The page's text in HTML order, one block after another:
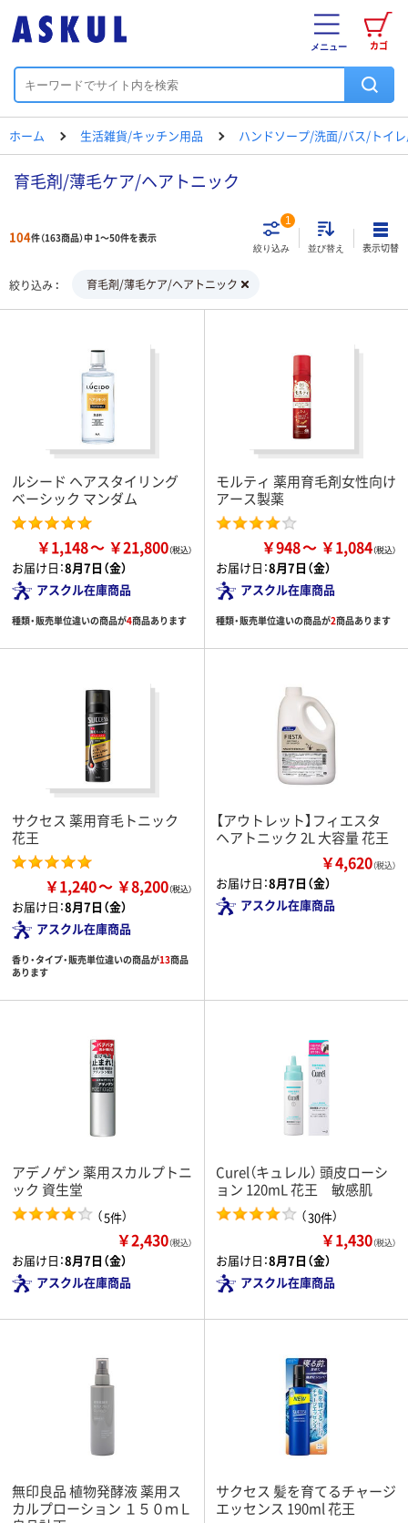
カゴ
メニュー
ホーム 生活雑貨/キッチン用品 ハンドソープ/洗面/バス/トイ
育毛剤/薄毛ケア/ヘアトニック
104件（163商品）中 1～50件を表示
絞り込み
1
並び替え 表示切替
絞り込み 育毛剤/薄毛ケア/ヘアトニック
ルシード ヘアスタイリング
ベーシック マンダム
￥1,148 ￥21,800
お届け日：8月7日（金）
アスクル在庫商品
種類・販売単位違いの商品が4商品あります
モルティ 薬用育毛剤女性向け
アース製薬
￥948 ￥1,084
お届け日：8月7日（金）
アスクル在庫商品
種類・販売単位違いの商品が2商品あります
サクセス 薬用育毛トニック
花王
￥1,240 ￥8,200
お届け日：8月7日（金）
アスクル在庫商品
香り・タイプ・販売単位違いの商品が13商品
あります
【アウトレット】フィエスタ
ヘアトニック 2L 大容量 花王
￥4,620（税込）
お届け日：8月7日（金）
アスクル在庫商品
アデノゲン 薬用スカルプトニ
ック 資生堂
（5件）
￥2,430（税込）
お届け日：8月7日（金）
アスクル在庫商品
Curel（キュレル） 頭皮ローシ
ョン 120mL 花王 敏感肌
（30件）
￥1,430（税込）
お届け日：8月7日（金）
アスクル在庫商品
無印良品 植物発酵液 薬用ス
カルプローション １５０ｍＬ
サクセス 髪を育てるチャージ
エッセンス 190ml 花王